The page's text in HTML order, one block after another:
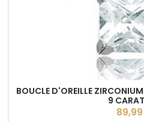
BOUCLE D'OREILLE
9
Prix